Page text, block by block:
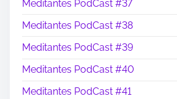
Meditantes PodCast #37
Meditantes PodCast #38
Meditantes PodCast #39
Meditantes PodCast #40
Meditantes PodCast #41